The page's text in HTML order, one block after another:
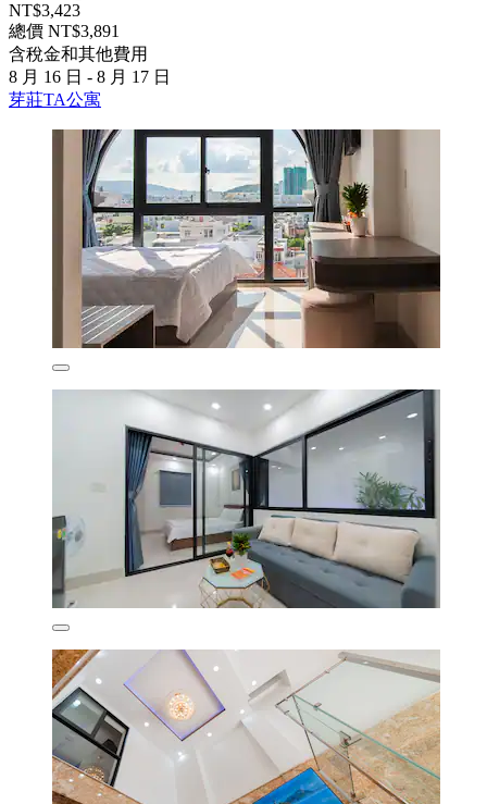
NT$3,423
總價 NT$3,891
含稅金和其他費用
8 月 16 日 - 8 月 17 日
芽莊TA公寓